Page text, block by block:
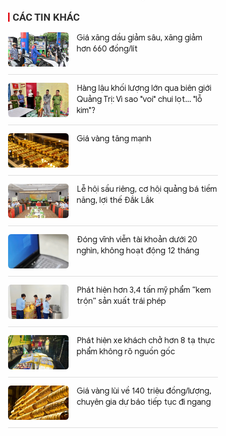
CÁC TIN KHÁC
Giá xăng dầu giảm sâu, xăng giảm
hơn 660 đồng/lít
Hàng lậu khối lượng lớn qua biên giới
Quảng Trị: Vì sao "voi" chui lọt... "lỗ
kim"?
Giá vàng tăng mạnh
Lễ hội sầu riêng, cơ hội quảng bá tiềm
năng, lợi thế Đắk Lắk
Đóng vĩnh viễn tài khoản dưới 20
nghìn, không hoạt động 12 tháng
Phát hiện hơn 3,4 tấn mỹ phẩm “kem
trộn” sản xuất trái phép
Phát hiện xe khách chở hơn 8 tạ thực
phẩm không rõ nguồn gốc
Giá vàng lùi về 140 triệu đồng/lượng,
chuyên gia dự báo tiếp tục đi ngang